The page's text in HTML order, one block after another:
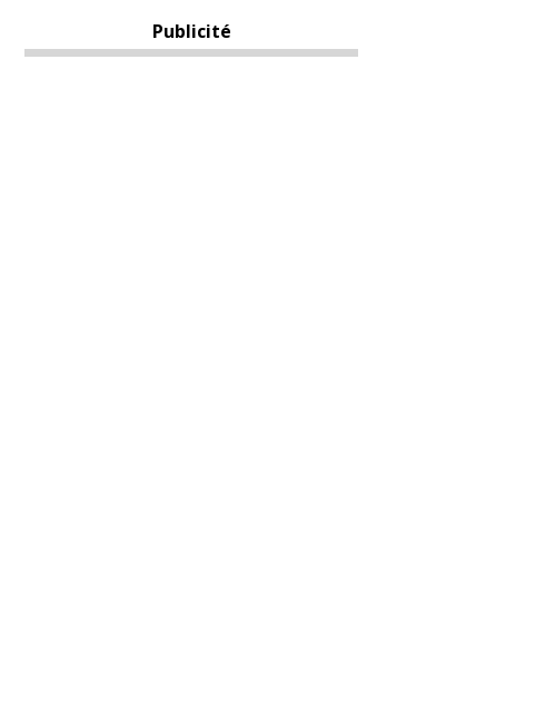
Publicité